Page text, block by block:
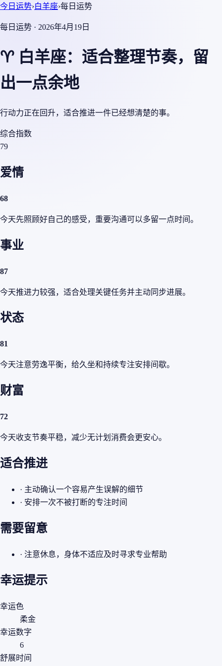
今日运势›白羊座›每日运势
每日运势 · 2026年4月19日
♈ 白羊座：适合整理节奏，留
出一点余地
行动力正在回升，适合推进一件已经想清楚的事。
综合指数
79
爱情
68
今天先照顾好自己的感受，重要沟通可以多留一点时间。
事业
87
今天推进力较强，适合处理关键任务并主动同步进展。
状态
81
今天注意劳逸平衡，给久坐和持续专注安排间歇。
财富
72
今天收支节奏平稳，减少无计划消费会更安心。
适合推进
· 主动确认一个容易产生误解的细节
· 安排一次不被打断的专注时间
需要留意
· 注意休息，身体不适应及时寻求专业帮助
幸运提示
幸运色
柔金
幸运数字
6
舒展时间